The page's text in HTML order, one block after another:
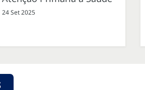
24 Set 2025